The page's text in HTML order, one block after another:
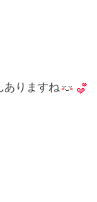
ありますね